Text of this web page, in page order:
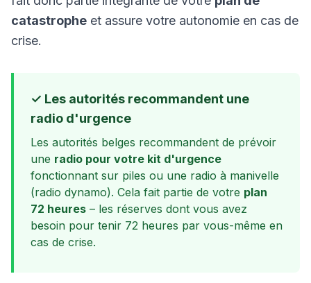
catastrophe et assure votre autonomie en cas de
crise.
✓ Les autorités recommandent une
radio d'urgence
Les autorités belges recommandent de prévoir
une radio pour votre kit d'urgence
fonctionnant sur piles ou une radio à manivelle
(radio dynamo). Cela fait partie de votre plan
72 heures – les réserves dont vous avez
besoin pour tenir 72 heures par vous-même en
cas de crise.